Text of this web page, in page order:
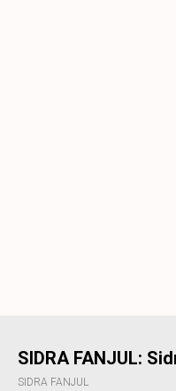
SIDRA FANJUL:
SIDRA FANJUL